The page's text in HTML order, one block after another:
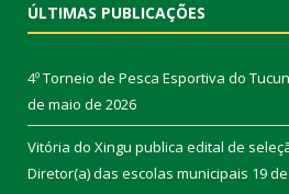
ÚLTIMAS PUBLICAÇÕES
4º Torneio de Pesca Esportiva do
de maio de 2026
Vitória do Xingu publica edital de
Diretor(a) das escolas municipais 19